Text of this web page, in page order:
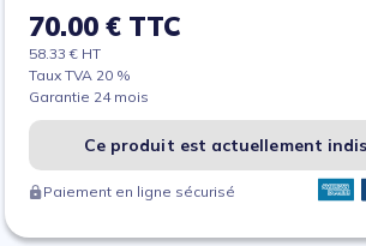
70.00 € TTC
58.33 € HT
Taux TVA 20 %
Garantie 24 mois
Ce produit est actuellement
Paiement en ligne sécurisé